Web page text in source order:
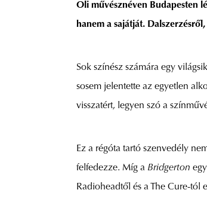
Oli művésznéven Budapesten
hanem a sajátját.
Sok színész számára egy
sosem jelentette az egyetlen
visszatért, legyen szó a
Ez a régóta tartó szenvedély
felfedezze. Míg a Bridgerton
Radioheadtől és a The Cure-tól